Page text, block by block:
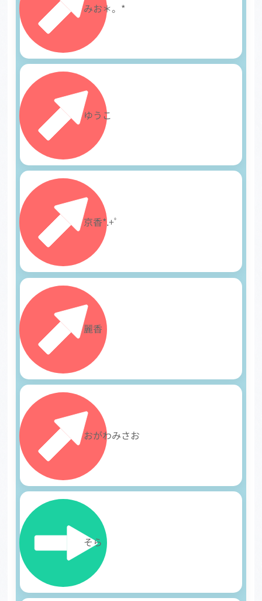
みお＊。*
ゆうこ
京香*.+ﾟ
麗香
おがわみさお
そら